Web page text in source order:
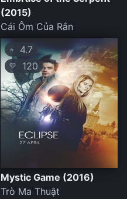
(2015)
Cái Ôm Của Rắn
⭐ 4.7
💛 120
Mystic Game (2016)
Trò Ma Thuật